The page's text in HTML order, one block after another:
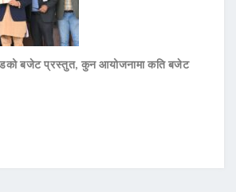
बजेट प्रस्तुत, कुन आयोजनामा कति बजेट